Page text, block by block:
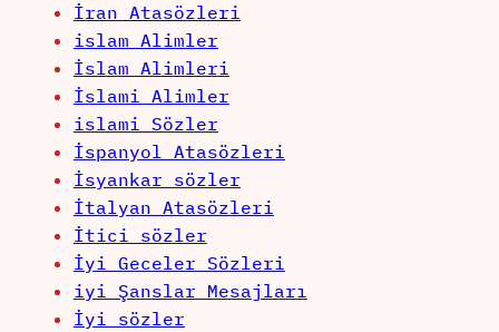
İran Atasözleri
islam Alimler
İslam Alimleri
İslami Alimler
islami Sözler
İspanyol Atasözleri
İsyankar sözler
İtalyan Atasözleri
İtici sözler
İyi Geceler Sözleri
iyi Şanslar Mesajları
İyi sözler